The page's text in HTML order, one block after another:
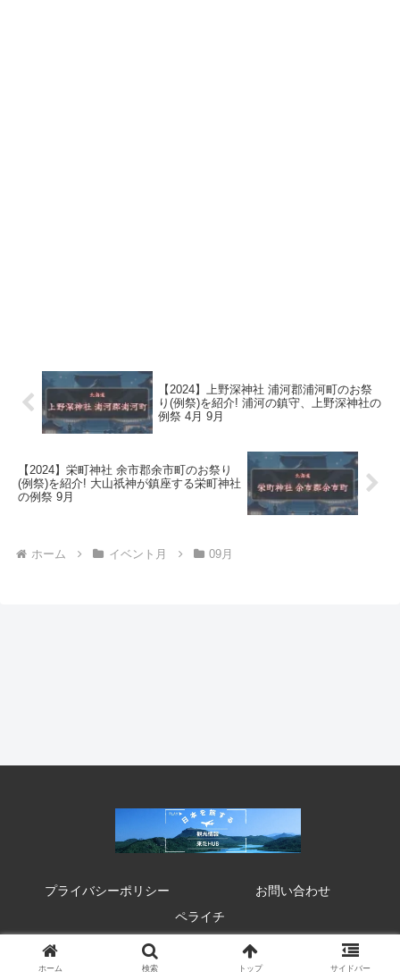
【2024】上野深神社 浦河郡浦河町のお祭
り(例祭)を紹介! 浦河の鎮守、上野深神社の
例祭 4月 9月
【2024】栄町神社 余市郡余市町のお祭り
(例祭)を紹介! 大山祇神が鎮座する栄町神社
の例祭 9月
ホーム イベント月 09月
プライバシーポリシー
お問い合わせ
ペライチ
© 2020 来たHUB 観光 イベント 祭り お得情報.
ホーム 検索 トップ サイドバー